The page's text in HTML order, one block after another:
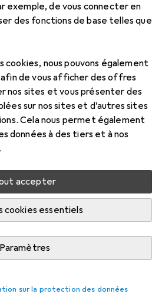
exemple, de vous connecter en
des fonctions de base telles que
cookies, nous pouvons également
de vous afficher des offres
nos sites et vous présenter des
sur nos sites et d’autres sites
Cela nous permet également
données à des tiers et à nos
accepter
cookies essentiels
Paramètres
sur la protection des données
Ugrip Bordo 5700
compatibles avec le
5700 des catégories Éclairage
antivols de vélo.